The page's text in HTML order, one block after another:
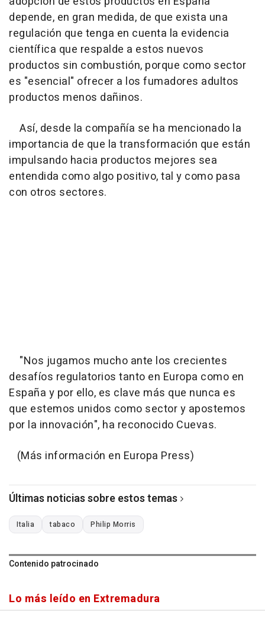
depende, en gran medida, de que exista una
regulación que tenga en cuenta la evidencia
científica que respalde a estos nuevos
productos sin combustión, porque como sector
es "esencial" ofrecer a los fumadores adultos
productos menos dañinos.
Así, desde la compañía se ha mencionado la
importancia de que la transformación que están
impulsando hacia productos mejores sea
entendida como algo positivo, tal y como pasa
con otros sectores.
"Nos jugamos mucho ante los crecientes
desafíos regulatorios tanto en Europa como en
España y por ello, es clave más que nunca es
que estemos unidos como sector y apostemos
por la innovación", ha reconocido Cuevas.
(Más información en Europa Press)
Últimas noticias sobre estos temas
Italia tabaco Philip Morris
Contenido patrocinado
Lo más leído en Extremadura